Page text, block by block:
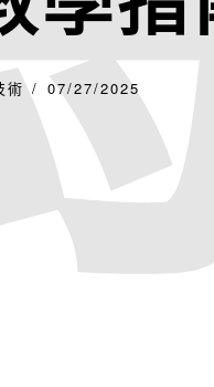
術 07/27/2025